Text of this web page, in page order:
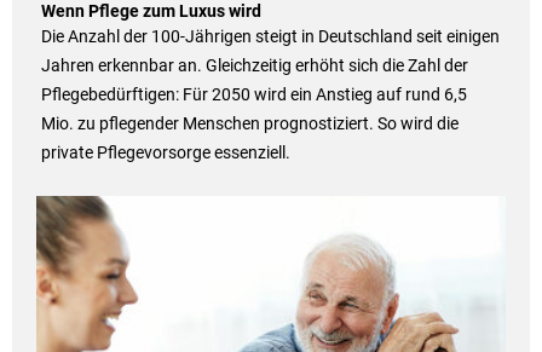
Wenn Pflege zum Luxus wird
Die Anzahl der 100-Jährigen steigt in Deutschland seit einigen
Jahren erkennbar an. Gleichzeitig erhöht sich die Zahl der
Pflegebedürftigen: Für 2050 wird ein Anstieg auf rund 6,5
Mio. zu pflegender Menschen prognostiziert. So wird die
private Pflegevorsorge essenziell.